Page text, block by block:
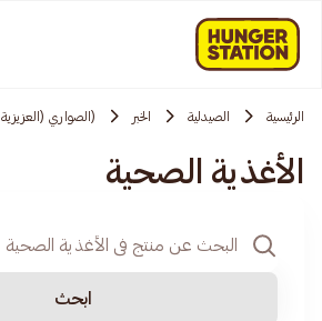
الرئيسية الصيدلية الخبر (الصواري (العزيزية
الأغذية الصحية
ابحث